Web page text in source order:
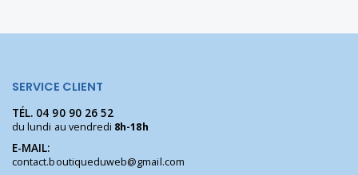
SERVICE CLIENT
TÉL. 04 90 90 26 52
du lundi au vendredi 8h-18h
E-MAIL:
contact.boutiqueduweb@gmail.com